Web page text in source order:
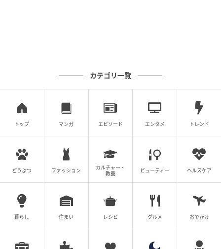
ラジオ波は顔のフェイスライン引き締めと全身のコリ
ほぐしを1回の施術で兼ねるメニューです。
カテゴリ一覧
トップ マンガ エピソード エンタメ トレンド
どうぶつ ファッション
カルチャー・
教養
ビューティー ヘルスケア
暮らし 住まい レシピ グルメ おでかけ